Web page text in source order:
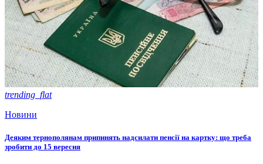
trending_flat
Новини
Деяким тернополянам припинять надсилати пенсії на картку: що треба
зробити до 15 вересня